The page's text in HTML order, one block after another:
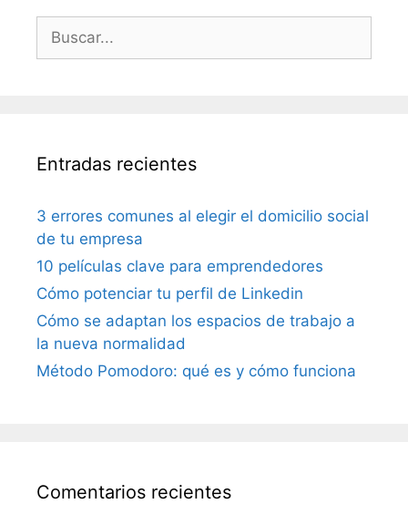
Entradas recientes
3 errores comunes al elegir el domicilio social
de tu empresa
10 películas clave para emprendedores
Cómo potenciar tu perfil de Linkedin
Cómo se adaptan los espacios de trabajo a
la nueva normalidad
Método Pomodoro: qué es y cómo funciona
Comentarios recientes